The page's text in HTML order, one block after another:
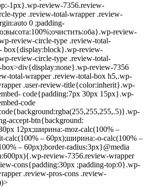
1px}.wp-review-7356.review-
type .review-total-wrapper .review-
0 ;padding-
review-
review-circle-type .review-total-
box{display:block}.wp-review-
review-circle-type .review-total-
box>div{display:none}.wp-review-7356
total-wrapper .review-total-box h5,.wp-
.user-review-title{color:inherit}.wp-
code{padding:7px 30px 15px}.wp-
code
accept-btn{background:
12px;ширина:-moz-calc(100% –
calc(100% – 60px);ширина:-o-calc(100% –
– 60px);border-radius:3px}@media
review-7356.review-wrapper
cons{padding:30px ;padding-top:0}.wp-
.review-pros-cons .review-